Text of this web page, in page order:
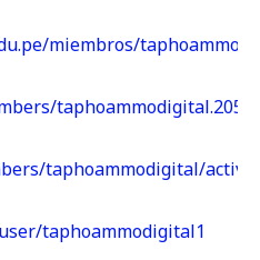
miembros/
taphoammodigital/
taphoammodigital1